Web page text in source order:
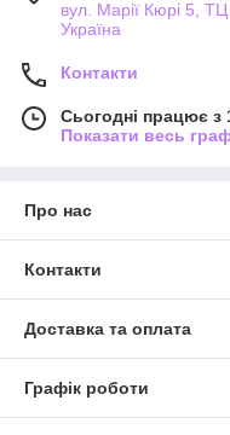
вул. Марії Кюрі 5,
Україна
Контакти
Сьогодні працює з
Показати весь
Про нас
Контакти
Доставка та оплата
Графік роботи